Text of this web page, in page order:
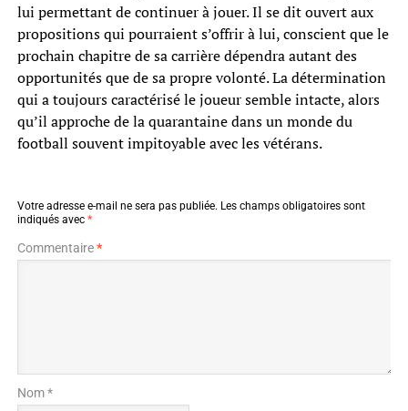
lui permettant de continuer à jouer. Il se dit ouvert aux
propositions qui pourraient s’offrir à lui, conscient que le
prochain chapitre de sa carrière dépendra autant des
opportunités que de sa propre volonté. La détermination
qui a toujours caractérisé le joueur semble intacte, alors
qu’il approche de la quarantaine dans un monde du
football souvent impitoyable avec les vétérans.
Votre adresse e-mail ne sera pas publiée. Les champs obligatoires sont
indiqués avec *
Commentaire*
Nom *